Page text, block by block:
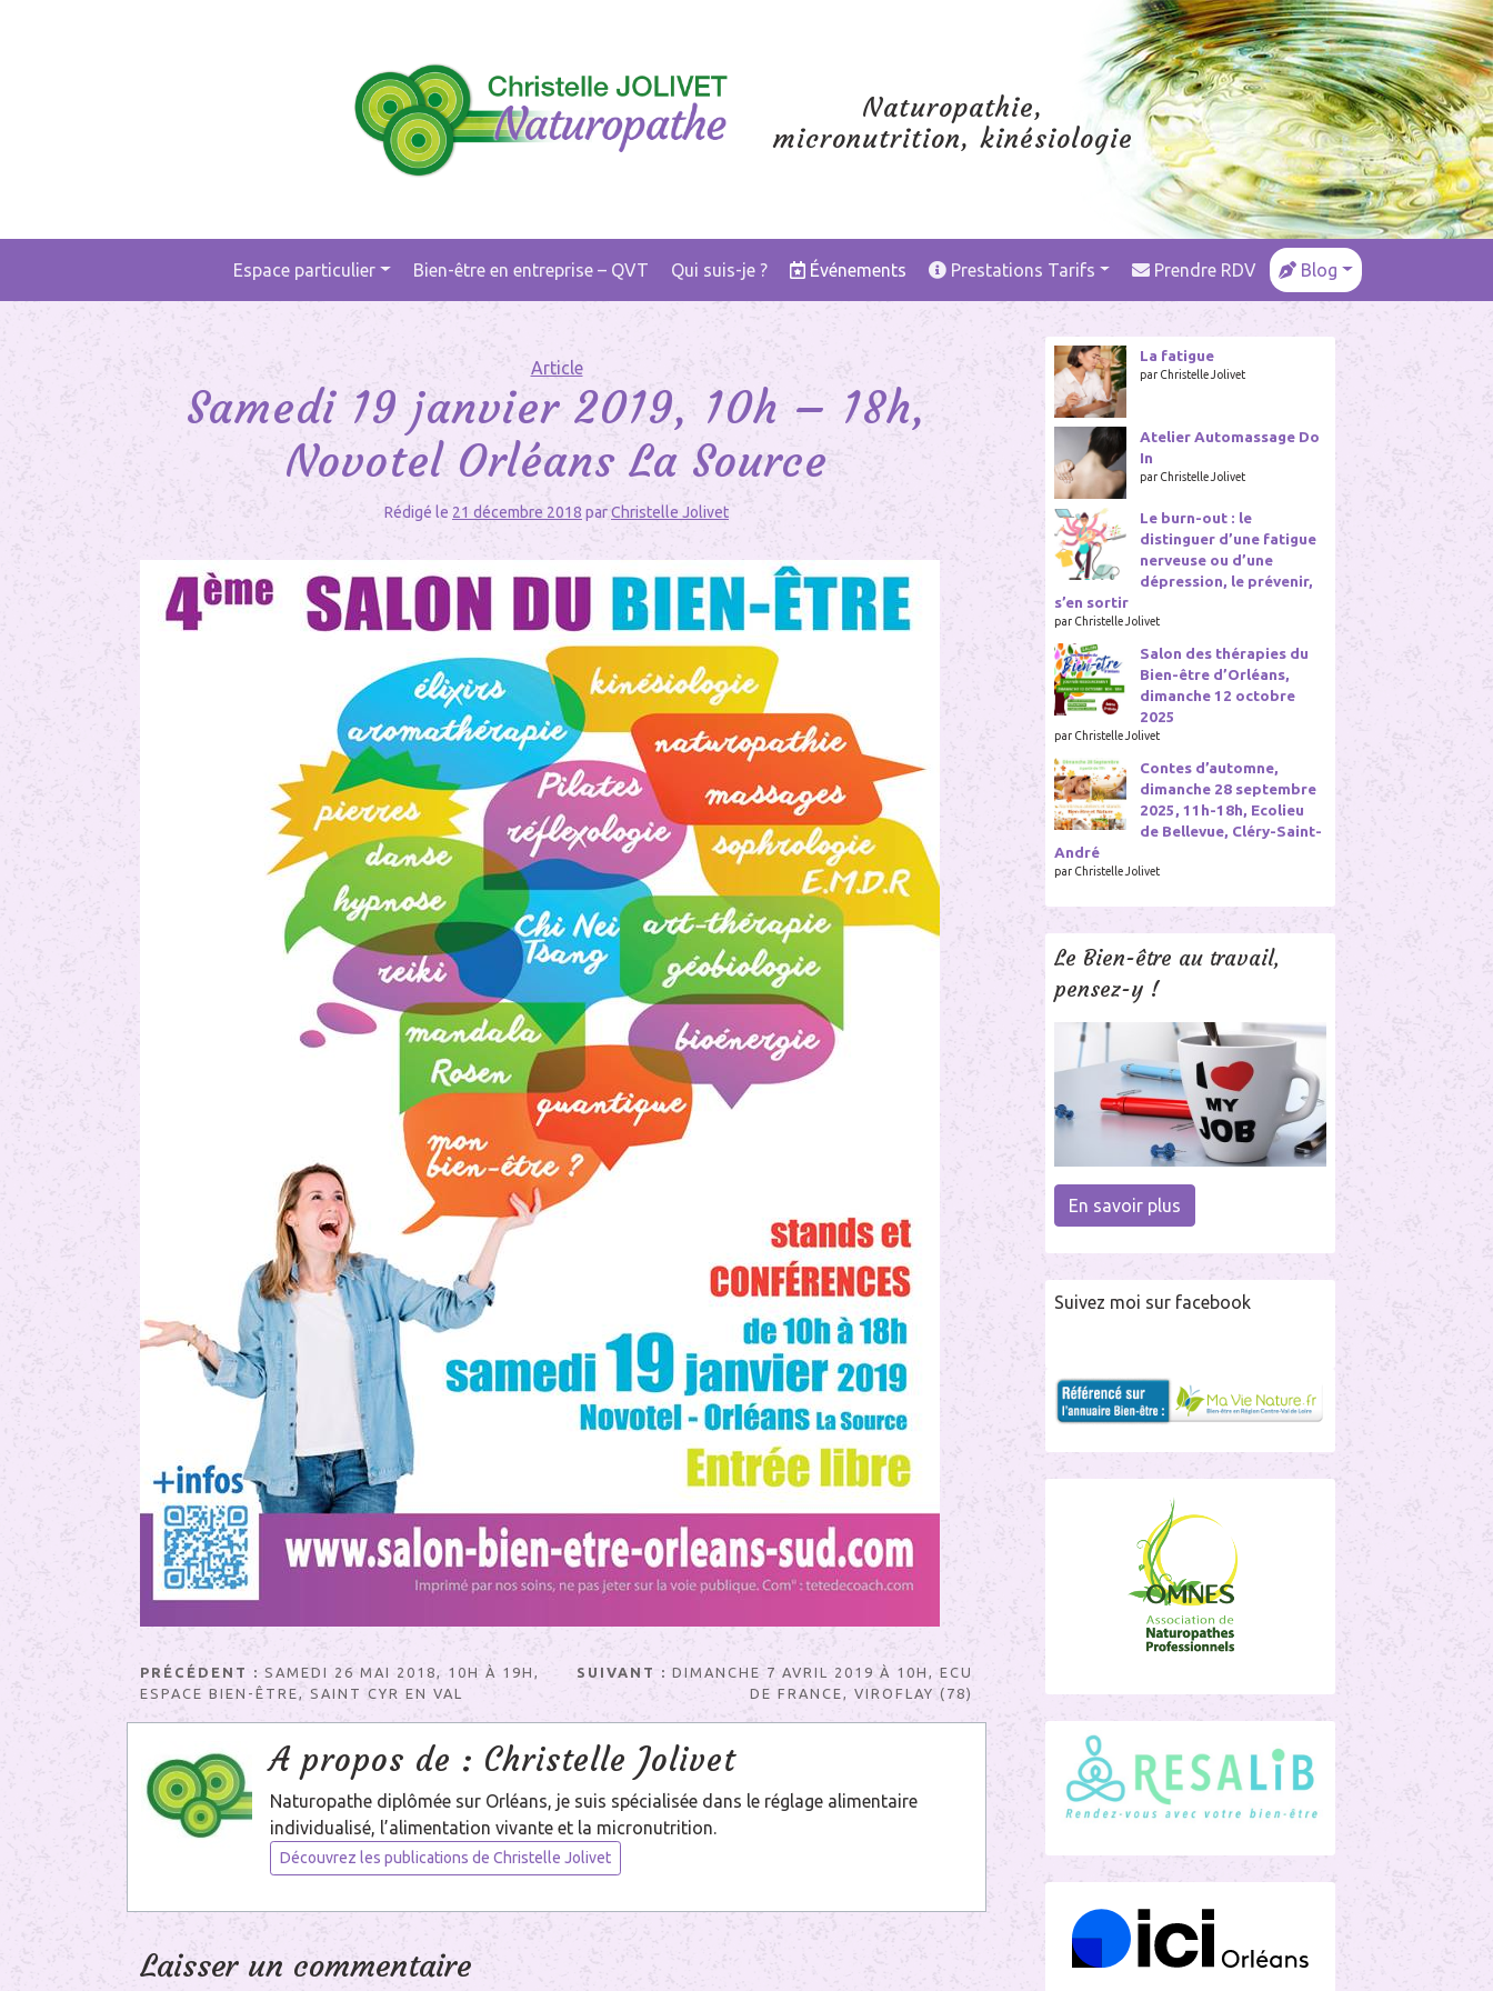
Naturopathie,
micronutrition, kinésiologie
Main
Espace particulier Bien-être en entreprise – QVT Qui suis-je ? Événements Prestations Tarifs Prendre RDV Blog
Article
Samedi 19 janvier 2019, 10h – 18h,
Novotel Orléans La Source
Rédigé le 21 décembre 2018 parChristelle Jolivet
Navigation
de
l’article
PRÉCÉDENT : SAMEDI 26 MAI 2018, 10H À 19H,
ESPACE BIEN-ÊTRE, SAINT CYR EN VAL
SUIVANT : DIMANCHE 7 AVRIL 2019 À 10H, ECU
DE FRANCE, VIROFLAY (78)
A propos de : Christelle Jolivet
Naturopathe diplômée sur Orléans, je suis spécialisée dans le réglage alimentaire
individualisé, l’alimentation vivante et la micronutrition.
Découvrez les publications de Christelle Jolivet
Laisser un commentaire
La fatigue
par Christelle Jolivet
Atelier Automassage Do
In
par Christelle Jolivet
Le burn-out : le
distinguer d’une fatigue
nerveuse ou d’une
dépression, le prévenir,
s’en sortir
par Christelle Jolivet
Salon des thérapies du
Bien-être d’Orléans,
dimanche 12 octobre
2025
par Christelle Jolivet
Contes d’automne,
dimanche 28 septembre
2025, 11h-18h, Ecolieu
de Bellevue, Cléry-Saint-
André
par Christelle Jolivet
Le Bien-être au travail,
pensez-y !
En savoir plus
Suivez moi sur facebook